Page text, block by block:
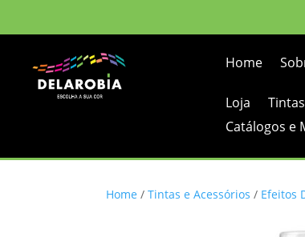
Home
Loja
Catálogos e
Home / Tintas e Acessórios / Efeitos